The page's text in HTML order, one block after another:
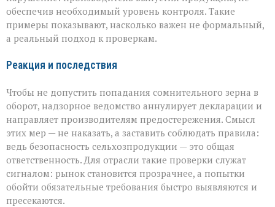
обеспечив необходимый уровень контроля. Такие
примеры показывают, насколько важен не формальный,
а реальный подход к проверкам.
Реакция и последствия
Чтобы не допустить попадания сомнительного зерна в
оборот, надзорное ведомство аннулирует декларации и
направляет производителям предостережения. Смысл
этих мер — не наказать, а заставить соблюдать правила:
ведь безопасность сельхозпродукции — это общая
ответственность. Для отрасли такие проверки служат
сигналом: рынок становится прозрачнее, а попытки
обойти обязательные требования быстро выявляются и
пресекаются.